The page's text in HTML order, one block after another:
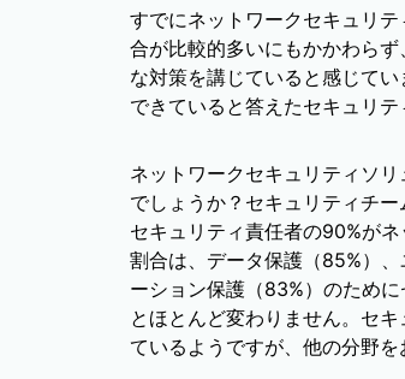
すでにネットワークセキュリ
合が比較的多いにもかかわら
な対策を講じていると感じて
できていると答えたセキュリテ
ネットワークセキュリティソ
でしょうか？セキュリティチ
セキュリティ責任者の90%が
割合は、データ保護（85%）
ーション保護（83%）のため
とほとんど変わりません。セ
ているようですが、他の分野を